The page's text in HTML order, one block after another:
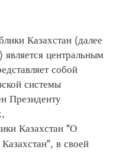
Казахстан (далее
центральным
собой
системы
Президенту
Казахстан "О
в своей